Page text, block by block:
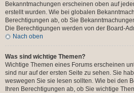
Bekanntmachungen erscheinen oben auf
erstellt wurden. Wie bei globalen
Berechtigungen ab, ob Sie
Die Berechtigungen werden von der Board-
Nach oben
Was sind wichtige Themen?
Wichtige Themen eines Forums erscheinen
sind nur auf der ersten Seite zu sehen. Sie
weswegen Sie sie lesen sollten. Wie bei den
Ihren Berechtigungen ab, ob Sie wichtige